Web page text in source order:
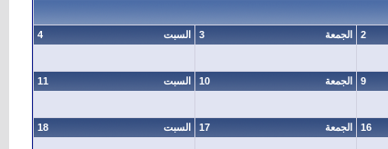
2
3 الجمعة 4 السبت
9
10 الجمعة 11 السبت
16
17 الجمعة 18 السبت